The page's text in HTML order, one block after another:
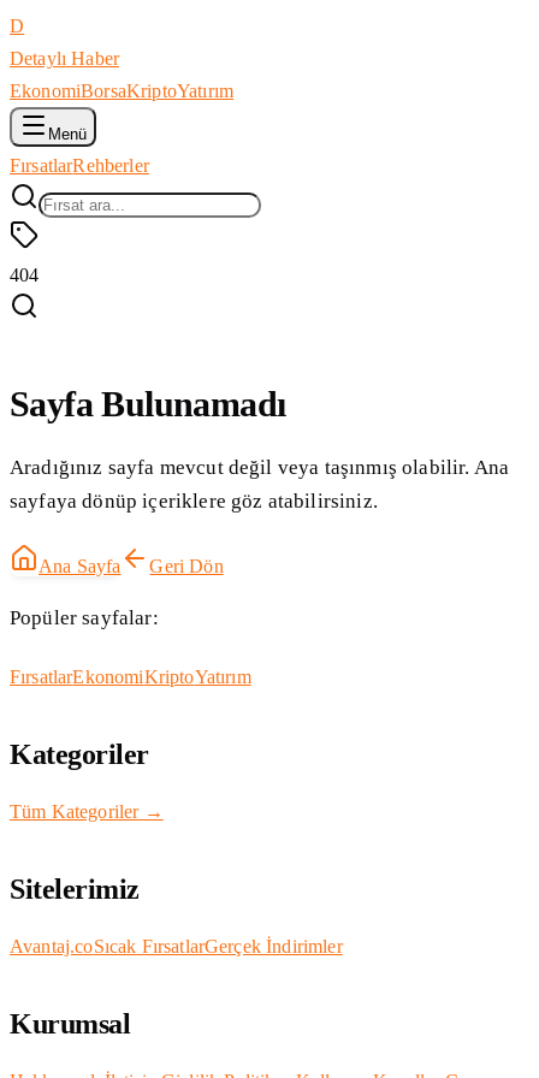
D
Detaylı Haber
EkonomiBorsaKriptoYatırım
Menü
FırsatlarRehberler
404
Sayfa Bulunamadı
Aradığınız sayfa mevcut değil veya taşınmış olabilir. Ana
sayfaya dönüp içeriklere göz atabilirsiniz.
Ana Sayfa Geri Dön
Popüler sayfalar:
FırsatlarEkonomiKriptoYatırım
Kategoriler
Tüm Kategoriler →
Sitelerimiz
Avantaj.coSıcak FırsatlarGerçek İndirimler
Kurumsal